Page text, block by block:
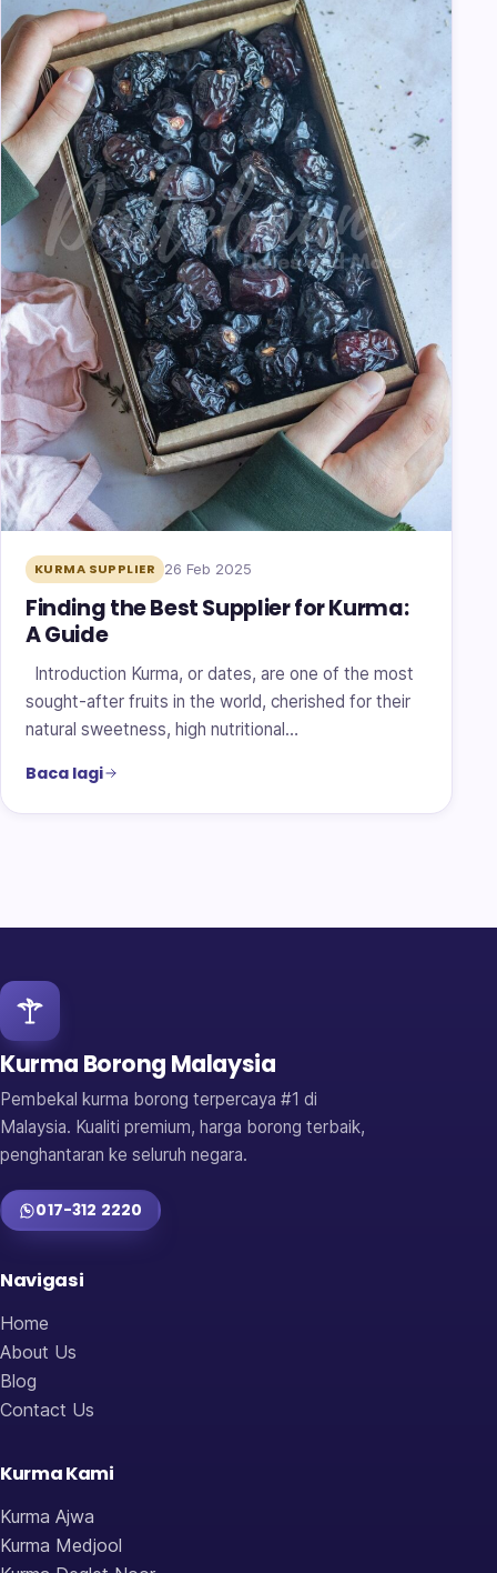
KURMA SUPPLIER 26 Feb 2025
Finding the Best Supplier for Kurma:
A Guide
Introduction Kurma, or dates, are one of the most
sought-after fruits in the world, cherished for their
natural sweetness, high nutritional…
Baca lagi
Kurma Borong Malaysia
Pembekal kurma borong terpercaya #1 di
Malaysia. Kualiti premium, harga borong terbaik,
penghantaran ke seluruh negara.
017-312 2220
Navigasi
Home
About Us
Blog
Contact Us
Kurma Kami
Kurma Ajwa
Kurma Medjool